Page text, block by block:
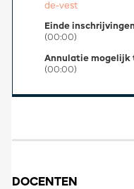
de-vest
Einde
(00:00)
Annulatie mogelijk
(00:00)
DOCENTEN